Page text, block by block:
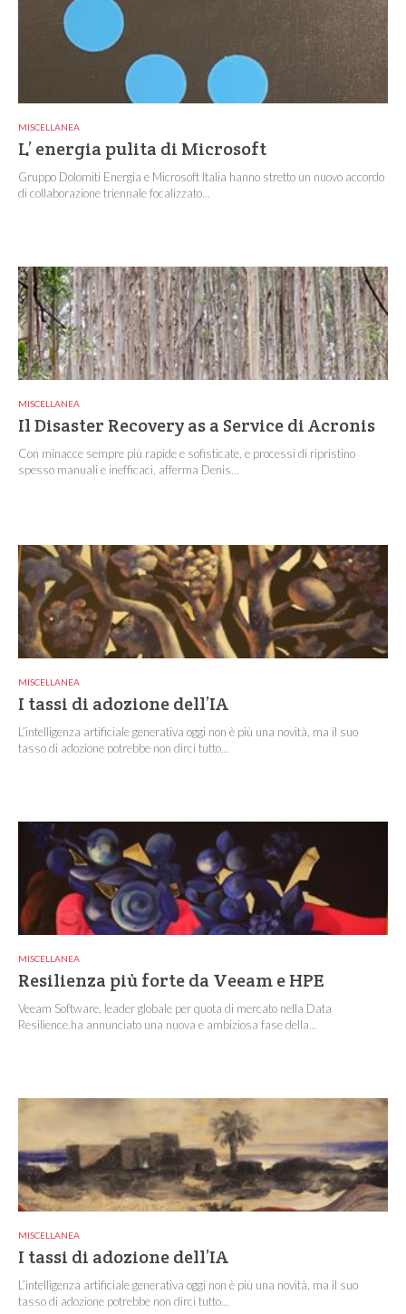
MISCELLANEA
L’ energia pulita di Microsoft
Gruppo Dolomiti Energia e Microsoft Italia hanno stretto un nuovo accordo
di collaborazione triennale focalizzato...
MISCELLANEA
Il Disaster Recovery as a Service di Acronis
Con minacce sempre più rapide e sofisticate, e processi di ripristino
spesso manuali e inefficaci, afferma Denis...
MISCELLANEA
I tassi di adozione dell’IA
L’intelligenza artificiale generativa oggi non è più una novità, ma il suo
tasso di adozione potrebbe non dirci tutto...
MISCELLANEA
Resilienza più forte da Veeam e HPE
Veeam Software, leader globale per quota di mercato nella Data
Resilience,ha annunciato una nuova e ambiziosa fase della...
MISCELLANEA
I tassi di adozione dell’IA
L’intelligenza artificiale generativa oggi non è più una novità, ma il suo
tasso di adozione potrebbe non dirci tutto...